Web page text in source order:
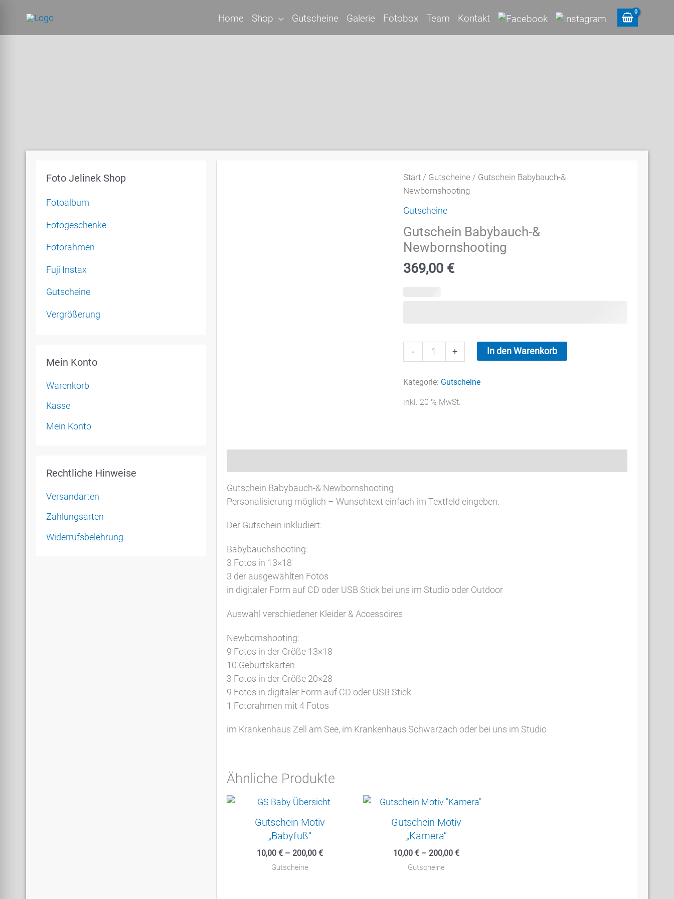
springen
Home Shop Gutscheine Galerie Fotobox Team Kontakt
Foto Jelinek Shop
Fotoalbum
Fotogeschenke
Fotorahmen
Fuji Instax
Gutscheine
Vergrößerung
Mein Konto
Warenkorb
Kasse
Mein Konto
Rechtliche Hinweise
Versandarten
Zahlungsarten
Widerrufsbelehrung
Start/ Gutscheine / Gutschein Babybauch-&
Newbornshooting
Gutscheine
Gutschein Babybauch-&
Newbornshooting
369,00 €
-
Gutschein
Babybauch-
Newbornshooting
Menge
+ In den Warenkorb
Kategorie: Gutscheine
inkl. 20 % MwSt.
Gutschein Babybauch-& Newbornshooting
Personalisierung möglich – Wunschtext einfach im Textfeld eingeben.
Der Gutschein inkludiert:
Babybauchshooting:
3 Fotos in 13×18
3 der ausgewählten Fotos
in digitaler Form auf CD oder USB Stick bei uns im Studio oder Outdoor
Auswahl verschiedener Kleider & Accessoires
Newbornshooting:
9 Fotos in der Größe 13×18
10 Geburtskarten
3 Fotos in der Größe 20×28
9 Fotos in digitaler Form auf CD oder USB Stick
1 Fotorahmen mit 4 Fotos
im Krankenhaus Zell am See, im Krankenhaus Schwarzach oder bei uns im Studio
Ähnliche Produkte
Gutschein Motiv
„Babyfuß“
10,00€ –200,00€
Gutscheine
Gutschein Motiv
„Kamera“
10,00€ –200,00€
Gutscheine